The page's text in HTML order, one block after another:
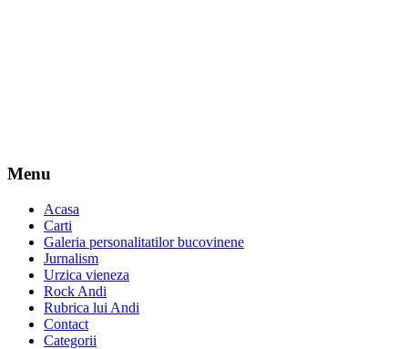
Menu
Acasa
Carti
Galeria personalitatilor bucovinene
Jurnalism
Urzica vieneza
Rock Andi
Rubrica lui Andi
Contact
Categorii